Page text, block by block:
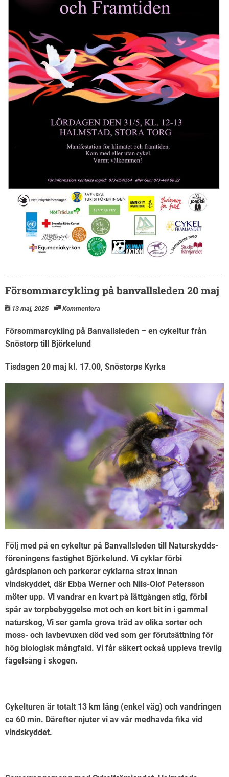
Försommarcykling på banvallsleden 20 maj
13 maj, 2025 Kommentera
Försommarcykling på Banvallsleden – en cykeltur från
Snöstorp till Björkelund
Tisdagen 20 maj kl. 17.00, Snöstorps Kyrka
Följ med på en cykeltur på Banvallsleden till Naturskydds-
föreningens fastighet Björkelund. Vi cyklar förbi
gårdsplanen och parkerar cyklarna strax innan
vindskyddet, där Ebba Werner och Nils-Olof Petersson
möter upp. Vi vandrar en kvart på lättgången stig, förbi
spår av torpbebyggelse mot och en kort bit in i gammal
naturskog, Vi ser gamla grova träd av olika sorter och
moss- och lavbevuxen död ved som ger förutsättning för
hög biologisk mångfald. Vi får säkert också uppleva trevlig
fågelsång i skogen.
Cykelturen är totalt 13 km lång (enkel väg) och vandringen
ca 60 min. Därefter njuter vi av vår medhavda fika vid
vindskyddet.